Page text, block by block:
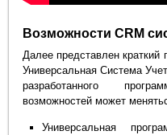
Возможности CRM
Далее представлен
Универсальная Система
разработанного
возможностей может
Универсальная